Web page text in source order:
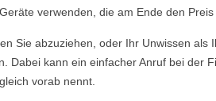
verwenden, die am Ende den
Sie abzuziehen, oder Ihr Unwissen als
Dabei kann ein einfacher Anruf bei der
vorab nennt.